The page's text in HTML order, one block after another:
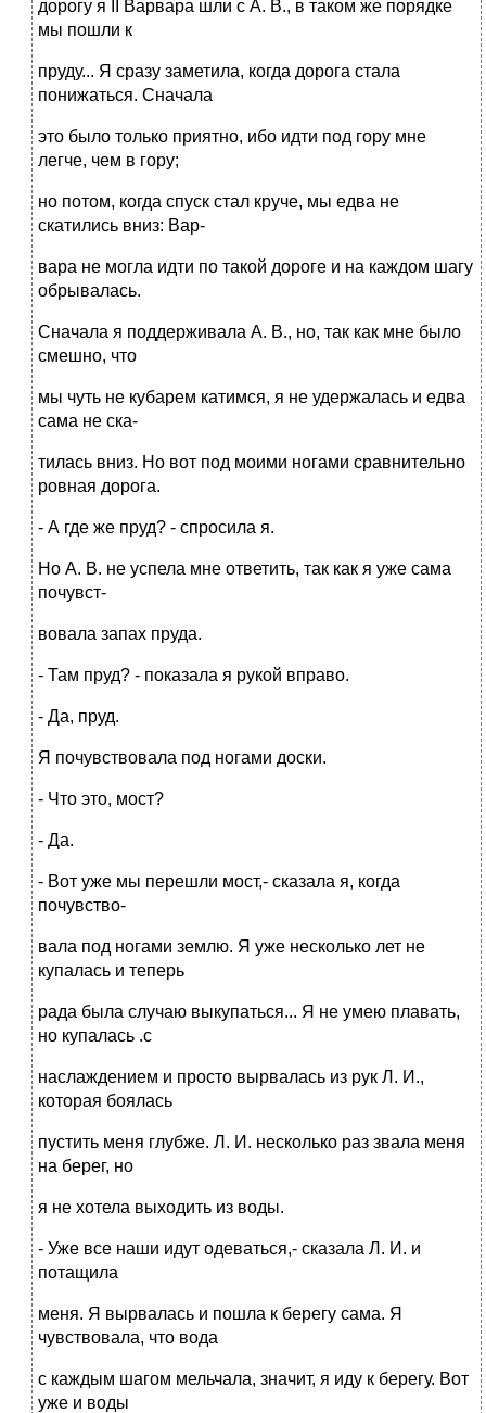
дорогу я II Варвара шли с А. В., в таком же порядке
мы пошли к
пруду... Я сразу заметила, когда дорога стала
понижаться. Сначала
это было только приятно, ибо идти под гору мне
легче, чем в гору;
но потом, когда спуск стал круче, мы едва не
скатились вниз: Вар-
вара не могла идти по такой дороге и на каждом шагу
обрывалась.
Сначала я поддерживала А. В., но, так как мне было
смешно, что
мы чуть не кубарем катимся, я не удержалась и едва
сама не ска-
тилась вниз. Но вот под моими ногами сравнительно
ровная дорога.
- А где же пруд? - спросила я.
Но А. В. не успела мне ответить, так как я уже сама
почувст-
вовала запах пруда.
- Там пруд? - показала я рукой вправо.
- Да, пруд.
Я почувствовала под ногами доски.
- Что это, мост?
- Да.
- Вот уже мы перешли мост,- сказала я, когда
почувство-
вала под ногами землю. Я уже несколько лет не
купалась и теперь
рада была случаю выкупаться... Я не умею плавать,
но купалась .с
наслаждением и просто вырвалась из рук Л. И.,
которая боялась
пустить меня глубже. Л. И. несколько раз звала меня
на берег, но
я не хотела выходить из воды.
- Уже все наши идут одеваться,- сказала Л. И. и
потащила
меня. Я вырвалась и пошла к берегу сама. Я
чувствовала, что вода
с каждым шагом мельчала, значит, я иду к берегу. Вот
уже и воды